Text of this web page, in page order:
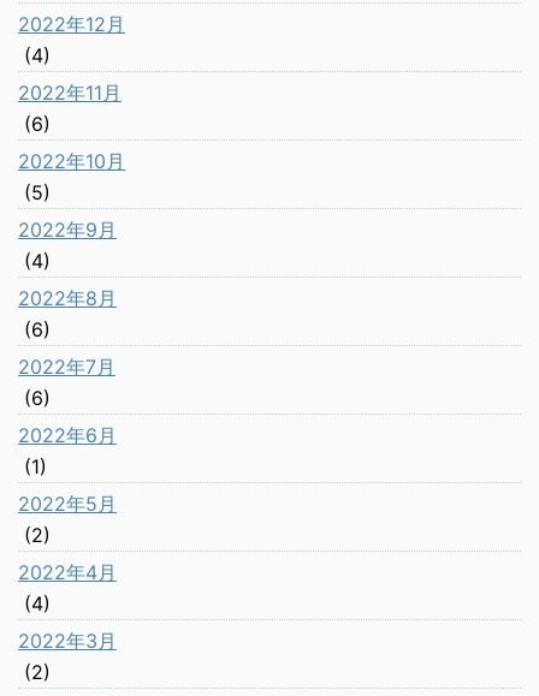
2022年12月
(4)
2022年11月
(6)
2022年10月
(5)
2022年9月
(4)
2022年8月
(6)
2022年7月
(6)
2022年6月
(1)
2022年5月
(2)
2022年4月
(4)
2022年3月
(2)